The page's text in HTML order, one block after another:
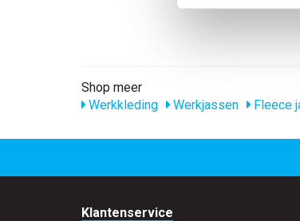
Shop meer
Werkkleding
Werkjassen Fleece
Klantenservice